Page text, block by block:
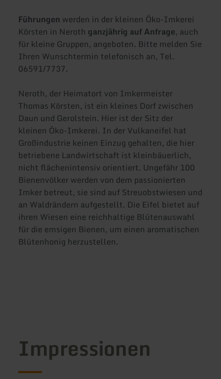
Führungen werden in der kleinen Öko-Imkerei
Körsten in Neroth ganzjährig auf Anfrage, auch
für kleine Gruppen, angeboten. Bitte melden Sie
Ihren Wunschtermin telefonisch an, Tel.
06591/7737.
Neroth, der Heimatort von Imkermeister
Thomas Körsten, ist ein kleines Dorf zwischen
Daun und Gerolstein. Hier ist der Sitz der
kleinen Öko-Imkerei. In der Vulkaneifel hat
Großindustrie keinen Einzug gehalten, die hier
betriebene Landwirtschaft ist kleinbäuerlich,
nicht flächenintensiv orientiert. Ungefähr 100
Bienenvölker werden von dem passionierten
Imker betreut, sie sind auf Streuobstwiesen und
an Waldrändern aufgestellt. Die Eifel bietet auf
ihren Wiesen eine reichhaltige Blütenauswahl
für die emsigen Bienen, um einen aromatischen
Blütenhonig herzustellen.
Impressionen